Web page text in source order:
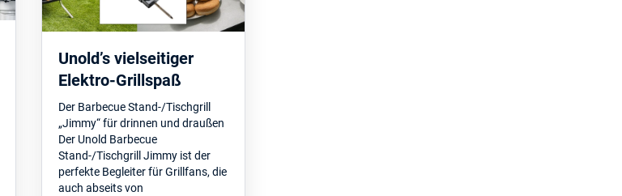
Unold’s vielseitiger
Elektro-Grillspaß
Der Barbecue Stand-/Tischgrill
„Jimmy“ für drinnen und draußen
Der Unold Barbecue
Stand-/Tischgrill Jimmy ist der
perfekte Begleiter für Grillfans, die
auch abseits von